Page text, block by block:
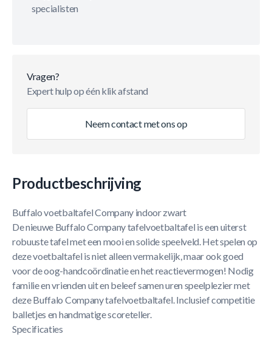
specialisten
Vragen?
Expert hulp op één klik afstand
Neem contact met ons op
Productbeschrijving
Buffalo voetbaltafel Company indoor zwart
De nieuwe Buffalo Company tafelvoetbaltafel is een uiterst
robuuste tafel met een mooi en solide speelveld. Het spelen op
deze voetbaltafel is niet alleen vermakelijk, maar ook goed
voor de oog-handcoördinatie en het reactievermogen! Nodig
familie en vrienden uit en beleef samen uren speelplezier met
deze Buffalo Company tafelvoetbaltafel. Inclusief competitie
balletjes en handmatige scoreteller.
Specificaties